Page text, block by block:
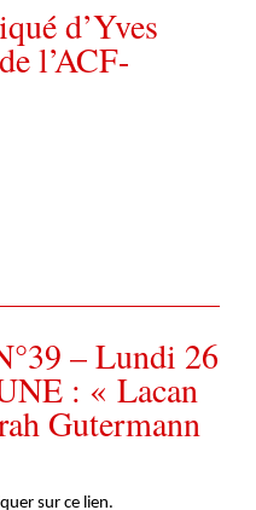
d’Yves
l’ACF-
– Lundi 26
: « Lacan
Gutermann
sur ce lien.